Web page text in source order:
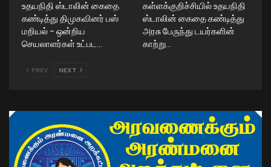
உதயநிதி ஸ்டாலின் கைதை
கண்டித்து திமுகவினர் பஸ்
மறியல் – ஒன்றிய
செயலாளர்கள் உட்பட…
கள்ளக்குறிச்சியில் உதயநிதி
ஸ்டாலின் கைதை கண்டித்து
அரசு பேருந்து டயர்களின்
காற்று…
PREV NEXT